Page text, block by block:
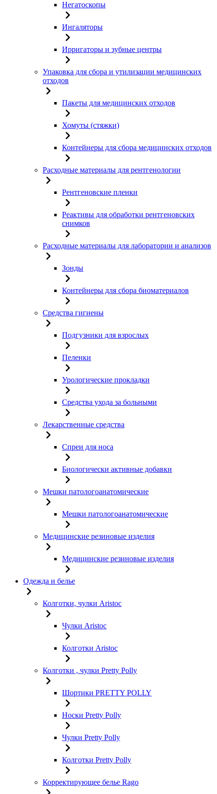
Негатоскопы
Ингаляторы
Ирригаторы и зубные центры
Упаковка для сбора и утилизации медицинских
отходов
Пакеты для медицинских отходов
Хомуты (стяжки)
Контейнеры для сбора медицинских отходов
Расходные материалы для рентгенологии
Рентгеновские пленки
Реактивы для обработки рентгеновских
снимков
Расходные материалы для лаборатории и анализов
Зонды
Контейнеры для сбора биоматериалов
Средства гигиены
Подгузники для взрослых
Пеленки
Урологические прокладки
Средства ухода за больными
Лекарственные средства
Спреи для носа
Биологически активные добавки
Мешки патологоанатомические
Мешки патологоанатомические
Медицинские резиновые изделия
Медицинские резиновые изделия
Одежда и белье
Колготки, чулки Aristoc
Чулки Aristoc
Колготки Aristoc
Колготки , чулки Pretty Polly
Шортики PRETTY POLLY
Носки Pretty Polly
Чулки Pretty Polly
Колготки Pretty Polly
Корректирующее белье Rago